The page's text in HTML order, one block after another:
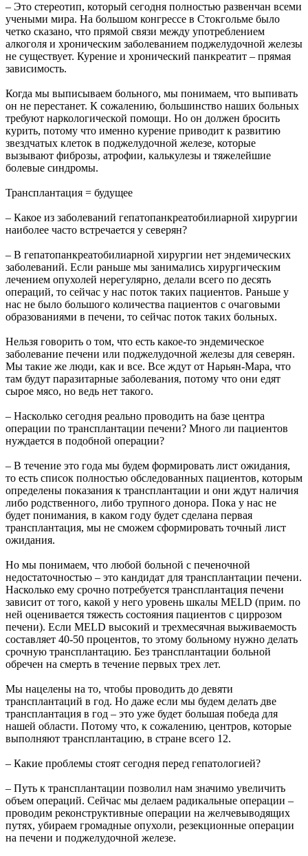
– Это стереотип, который сегодня полностью развенчан всеми
учеными мира. На большом конгрессе в Стокгольме было
четко сказано, что прямой связи между употреблением
алкоголя и хроническим заболеванием поджелудочной железы
не существует. Курение и хронический панкреатит – прямая
зависимость.
Когда мы выписываем больного, мы понимаем, что выпивать
он не перестанет. К сожалению, большинство наших больных
требуют наркологической помощи. Но он должен бросить
курить, потому что именно курение приводит к развитию
звездчатых клеток в поджелудочной железе, которые
вызывают фиброзы, атрофии, калькулезы и тяжелейшие
болевые синдромы.
Трансплантация = будущее
– Какое из заболеваний гепатопанкреатобилиарной хирургии
наиболее часто встречается у северян?
– В гепатопанкреатобилиарной хирургии нет эндемических
заболеваний. Если раньше мы занимались хирургическим
лечением опухолей нерегулярно, делали всего по десять
операций, то сейчас у нас поток таких пациентов. Раньше у
нас не было большого количества пациентов с очаговыми
образованиями в печени, то сейчас поток таких больных.
Нельзя говорить о том, что есть какое-то эндемическое
заболевание печени или поджелудочной железы для северян.
Мы такие же люди, как и все. Все ждут от Нарьян-Мара, что
там будут паразитарные заболевания, потому что они едят
сырое мясо, но ведь нет такого.
– Насколько сегодня реально проводить на базе центра
операции по трансплантации печени? Много ли пациентов
нуждается в подобной операции?
– В течение это года мы будем формировать лист ожидания,
то есть список полностью обследованных пациентов, которым
определены показания к трансплантации и они ждут наличия
либо родственного, либо трупного донора. Пока у нас не
будет понимания, в каком году будет сделана первая
трансплантация, мы не сможем сформировать точный лист
ожидания.
Но мы понимаем, что любой больной с печеночной
недостаточностью – это кандидат для трансплантации печени.
Насколько ему срочно потребуется трансплантация печени
зависит от того, какой у него уровень шкалы MELD (прим. по
ней оценивается тяжесть состояния пациентов с циррозом
печени). Если MELD высокий и трехмесячная выживаемость
составляет 40-50 процентов, то этому больному нужно делать
срочную трансплантацию. Без трансплантации больной
обречен на смерть в течение первых трех лет.
Мы нацелены на то, чтобы проводить до девяти
трансплантаций в год. Но даже если мы будем делать две
трансплантация в год – это уже будет большая победа для
нашей области. Потому что, к сожалению, центров, которые
выполняют трансплантацию, в стране всего 12.
– Какие проблемы стоят сегодня перед гепатологией?
– Путь к трансплантации позволил нам значимо увеличить
объем операций. Сейчас мы делаем радикальные операции –
проводим реконструктивные операции на желчевыводящих
путях, убираем громадные опухоли, резекционные операции
на печени и поджелудочной железе.